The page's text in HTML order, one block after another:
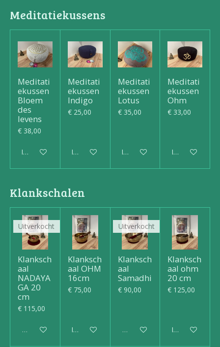
Meditatiekussens
Meditati
ekussen
Bloem
des
levens
€ 38,00
In winkelwagen
Meditati
ekussen
Indigo
€ 25,00
In winkelwagen
Meditati
ekussen
Lotus
€ 35,00
In winkelwagen
Meditati
ekussen
Ohm
€ 33,00
In winkelwagen
Klankschalen
Uitverkocht
Klanksch
aal
NADAYA
GA 20
cm
€ 115,00
Uitverkocht
Klanksch
aal OHM
16cm
€ 75,00
In winkelwagen
Uitverkocht
Klanksch
aal
Samadhi
€ 90,00
Uitverkocht
Klanksch
aal ohm
20 cm
€ 125,00
In winkelwagen